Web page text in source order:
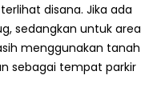
disana. Jika ada
sedangkan untuk area
menggunakan tanah
sebagai tempat parkir